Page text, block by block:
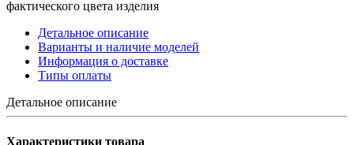
фактического цвета изделия
Детальное описание
Варианты и наличие моделей
Информация о доставке
Типы оплаты
Детальное описание
Характеристики товара